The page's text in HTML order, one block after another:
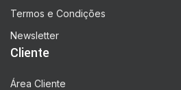
Termos e Condições
Newsletter
Cliente
Área Cliente